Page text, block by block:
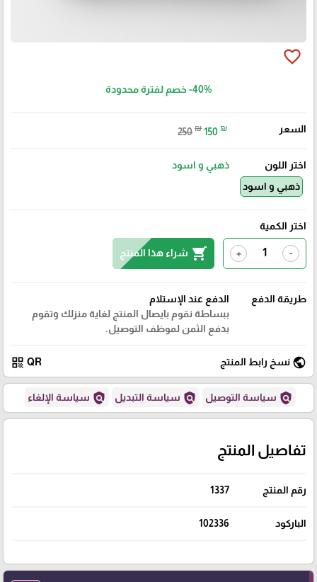
favorite_border
-40% خصم لفترة محدودة
السعر 250 ₪ 150 ₪
اختر اللون
ذهبي و اسود
ذهبي و اسود
اختر الكمية
-
+
shopping_cart شراء هذا المنتج
طريقة الدفع
الدفع عند الإستلام
ببساطة نقوم بايصال المنتج لغاية منزلك وتقوم
بدفع الثمن لموظف التوصيل.
public نسخ رابط المنتج QR
qr_code
policy سياسة التوصيل policy سياسة التبديل policy سياسة الإلغاء
تفاصيل المنتج
رقم المنتج 1337
الباركود 102336